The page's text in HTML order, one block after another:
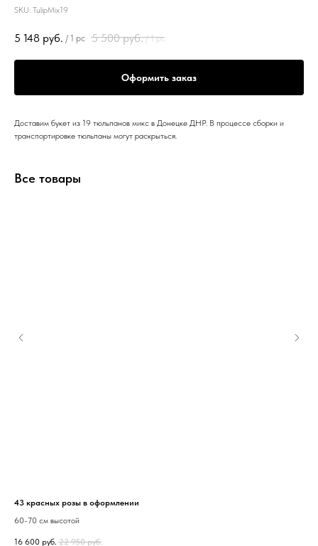
SKU: TulipMix19
5 148 руб. / 1 pc 5 500 руб. / 1 pc
Оформить заказ
Доставим букет из 19 тюльпанов микс в Донецке ДНР. В процессе сборки и
транспортировке тюльпаны могут раскрыться.
Все товары
43 красных розы в оформлении
60-70 см высотой
16 600 руб. 22 950 руб.